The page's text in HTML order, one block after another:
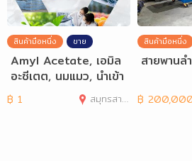
สินค้ามือหนึ่ง ขาย
Amyl Acetate, เอมิล
อะซีเตต, นมแมว, นำเข้า
เอมิลอะซีเตต, จำหน่
฿ 1 สมุทรสาคร
สินค้ามือหนึ่ง
สายพานล
฿